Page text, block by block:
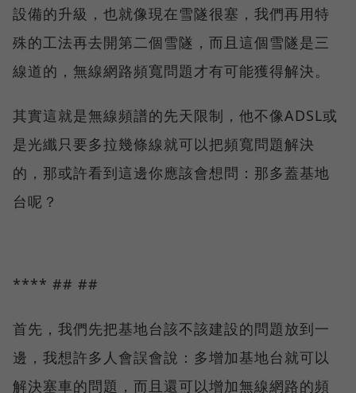
設備的升級，也就像現在雪隧很塞，我們再用特
殊的工法再去開第二個雪隧，而且這個雪隧是三
線道的，無線網路頻寬問題才有可能獲得解決。
其實這就是無線頻譜的先天限制，他不像ADSL或
是光纖只要多拉幾條線就可以把頻寬問題解決
的，那或許看到這邊你應該會想問：那多蓋基地
台呢？
**** ## ##
首先，我們先把基地台該不該建設的問題放到一
邊，我想許多人會誤會說：多增加基地台就可以
解決塞車的問題，而且還可以增加無線網路的頻